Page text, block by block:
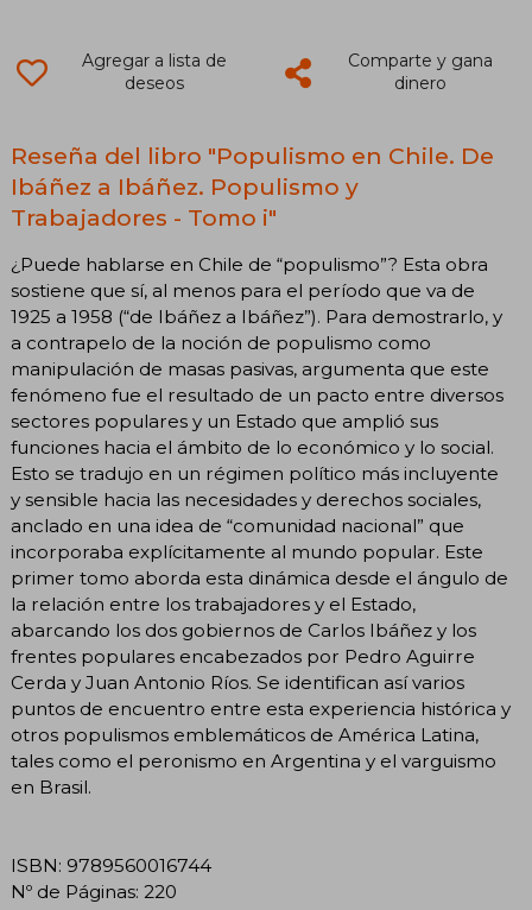
Agregar a lista de
deseos
Comparte y gana
dinero
Reseña del libro "Populismo en Chile. De
Ibáñez a Ibáñez. Populismo y
Trabajadores - Tomo i"
¿Puede hablarse en Chile de “populismo”? Esta obra
sostiene que sí, al menos para el período que va de
1925 a 1958 (“de Ibáñez a Ibáñez”). Para demostrarlo, y
a contrapelo de la noción de populismo como
manipulación de masas pasivas, argumenta que este
fenómeno fue el resultado de un pacto entre diversos
sectores populares y un Estado que amplió sus
funciones hacia el ámbito de lo económico y lo social.
Esto se tradujo en un régimen político más incluyente
y sensible hacia las necesidades y derechos sociales,
anclado en una idea de “comunidad nacional” que
incorporaba explícitamente al mundo popular. Este
primer tomo aborda esta dinámica desde el ángulo de
la relación entre los trabajadores y el Estado,
abarcando los dos gobiernos de Carlos Ibáñez y los
frentes populares encabezados por Pedro Aguirre
Cerda y Juan Antonio Ríos. Se identifican así varios
puntos de encuentro entre esta experiencia histórica y
otros populismos emblemáticos de América Latina,
tales como el peronismo en Argentina y el varguismo
en Brasil.
ISBN: 9789560016744
Nº de Páginas: 220